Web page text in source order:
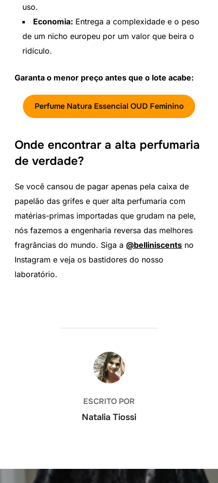
uso.
Economia: Entrega a complexidade e o peso
de um nicho europeu por um valor que beira o
ridículo.
Garanta o menor preço antes que o lote acabe:
Perfume Natura Essencial OUD Feminino
Onde encontrar a alta perfumaria
de verdade?
Se você cansou de pagar apenas pela caixa de
papelão das grifes e quer alta perfumaria com
matérias-primas importadas que grudam na pele,
nós fazemos a engenharia reversa das melhores
fragrâncias do mundo. Siga a @belliniscents no
Instagram e veja os bastidores do nosso
laboratório.
AUTOR DO POST
ESCRITO POR
Natalia Tiossi
Navegação